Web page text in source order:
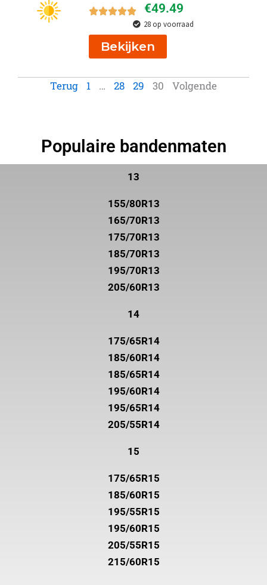
€49.49
28 op voorraad
Bekijken
Terug 1 … 28 29 30 Volgende
Populaire bandenmaten
13
155/80R13
165/70R13
175/70R13
185/70R13
195/70R13
205/60R13
14
175/65R14
185/60R14
185/65R14
195/60R14
195/65R14
205/55R14
15
175/65R15
185/60R15
195/55R15
195/60R15
205/55R15
215/60R15